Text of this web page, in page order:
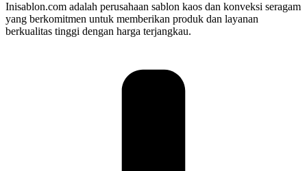
Inisablon.com adalah perusahaan sablon kaos dan konveksi seragam
yang berkomitmen untuk memberikan produk dan layanan
berkualitas tinggi dengan harga terjangkau.